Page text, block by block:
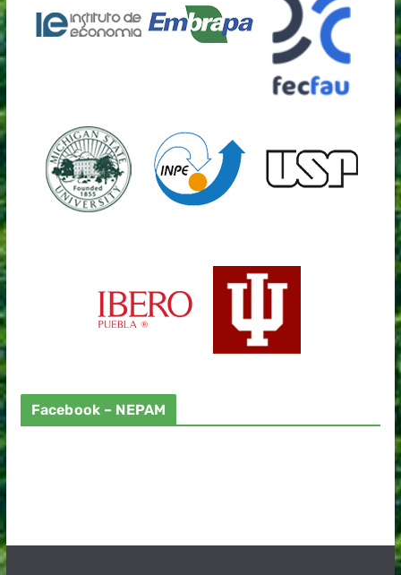
Facebook – NEPAM